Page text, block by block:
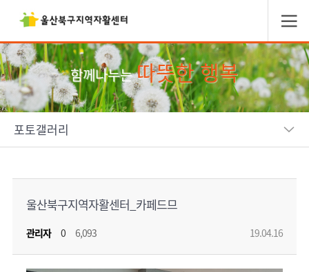
함께나누는따뜻한 행복
포토갤러리
울산북구지역자활센터_카페드므
관리자 0 6,093 19.04.16